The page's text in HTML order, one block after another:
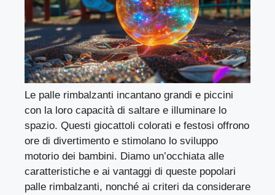
Le palle rimbalzanti incantano grandi e piccini
con la loro capacità di saltare e illuminare lo
spazio. Questi giocattoli colorati e festosi offrono
ore di divertimento e stimolano lo sviluppo
motorio dei bambini. Diamo un’occhiata alle
caratteristiche e ai vantaggi di queste popolari
palle rimbalzanti, nonché ai criteri da considerare